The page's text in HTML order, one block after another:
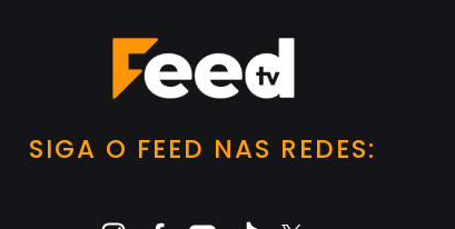
SIGA O FEED NAS REDES: